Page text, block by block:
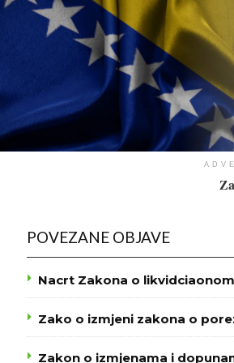
POVEZANE OBJAVE
Nacrt Zakona o
Zako o izmjeni zakona o
Zakon o izmjenama i